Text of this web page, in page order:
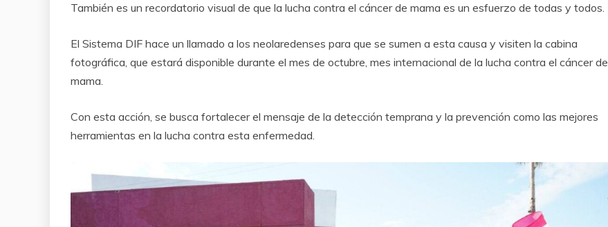
También es un recordatorio visual de que la lucha contra el cáncer de mama es un esfuerzo de todas y todos.
El Sistema DIF hace un llamado a los neolaredenses para que se sumen a esta causa y visiten la cabina
fotográfica, que estará disponible durante el mes de octubre, mes internacional de la lucha contra el cáncer de
mama.
Con esta acción, se busca fortalecer el mensaje de la detección temprana y la prevención como las mejores
herramientas en la lucha contra esta enfermedad.